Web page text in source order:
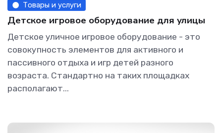
Товары и услуги
Детское игровое оборудование для улицы
Детское уличное игровое оборудование - это
совокупность элементов для активного и
пассивного отдыха и игр детей разного
возраста. Стандартно на таких площадках
располагают...